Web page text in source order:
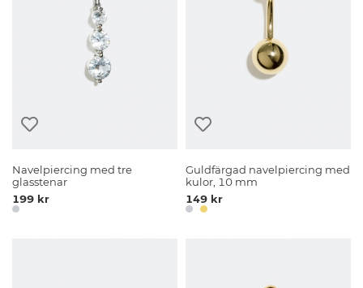
Navelpiercing med tre
glasstenar
199 kr
Guldfärgad navelpiercing med
kulor, 10 mm
149 kr